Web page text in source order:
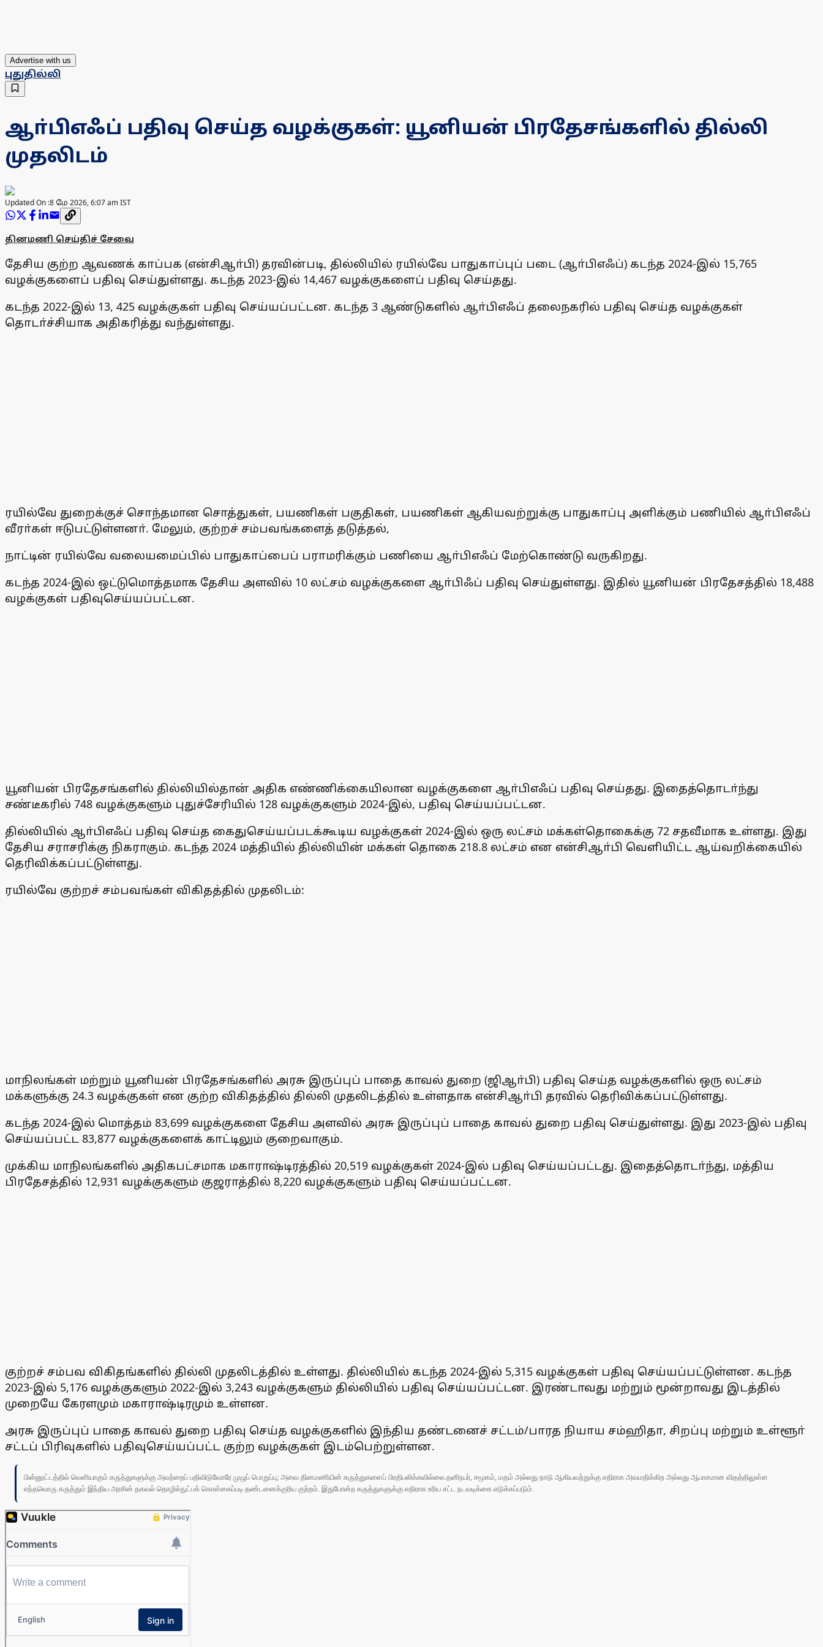
Advertise with us
புதுதில்லி
ஆா்பிஎஃப் பதிவு செய்த வழக்குகள்: யூனியன் பிரதேசங்களில் தில்லி
முதலிடம்
Updated On :8 மே 2026, 6:07 am IST
தினமணி செய்திச் சேவை
தேசிய குற்ற ஆவணக் காப்பக (என்சிஆா்பி) தரவின்படி, தில்லியில் ரயில்வே பாதுகாப்புப் படை (ஆா்பிஎஃப்) கடந்த 2024-இல் 15,765
வழக்குகளைப் பதிவு செய்துள்ளது. கடந்த 2023-இல் 14,467 வழக்குகளைப் பதிவு செய்தது.
கடந்த 2022-இல் 13, 425 வழக்குகள் பதிவு செய்யப்பட்டன. கடந்த 3 ஆண்டுகளில் ஆா்பிஎஃப் தலைநகரில் பதிவு செய்த வழக்குகள்
தொடா்ச்சியாக அதிகரித்து வந்துள்ளது.
ரயில்வே துறைக்குச் சொந்தமான சொத்துகள், பயணிகள் பகுதிகள், பயணிகள் ஆகியவற்றுக்கு பாதுகாப்பு அளிக்கும் பணியில் ஆா்பிஎஃப்
வீரா்கள் ஈடுபட்டுள்ளனா். மேலும், குற்றச் சம்பவங்களைத் தடுத்தல்,
நாட்டின் ரயில்வே வலையமைப்பில் பாதுகாப்பைப் பராமரிக்கும் பணியை ஆா்பிஎஃப் மேற்கொண்டு வருகிறது.
கடந்த 2024-இல் ஒட்டுமொத்தமாக தேசிய அளவில் 10 லட்சம் வழக்குகளை ஆா்பிஃப் பதிவு செய்துள்ளது. இதில் யூனியன் பிரதேசத்தில் 18,488
வழக்குகள் பதிவுசெய்யப்பட்டன.
யூனியன் பிரதேசங்களில் தில்லியில்தான் அதிக எண்ணிக்கையிலான வழக்குகளை ஆா்பிஎஃப் பதிவு செய்தது. இதைத்தொடா்ந்து
சண்டீகரில் 748 வழக்குகளும் புதுச்சேரியில் 128 வழக்குகளும் 2024-இல், பதிவு செய்யப்பட்டன.
தில்லியில் ஆா்பிஎஃப் பதிவு செய்த கைதுசெய்யப்படக்கூடிய வழக்குகள் 2024-இல் ஒரு லட்சம் மக்கள்தொகைக்கு 72 சதவீமாக உள்ளது. இது
தேசிய சராசரிக்கு நிகராகும். கடந்த 2024 மத்தியில் தில்லியின் மக்கள் தொகை 218.8 லட்சம் என என்சிஆா்பி வெளியிட்ட ஆய்வறிக்கையில்
தெரிவிக்கப்பட்டுள்ளது.
ரயில்வே குற்றச் சம்பவங்கள் விகிதத்தில் முதலிடம்:
மாநிலங்கள் மற்றும் யூனியன் பிரதேசங்களில் அரசு இருப்புப் பாதை காவல் துறை (ஜிஆா்பி) பதிவு செய்த வழக்குகளில் ஒரு லட்சம்
மக்களுக்கு 24.3 வழக்குகள் என குற்ற விகிதத்தில் தில்லி முதலிடத்தில் உள்ளதாக என்சிஆா்பி தரவில் தெரிவிக்கப்பட்டுள்ளது.
கடந்த 2024-இல் மொத்தம் 83,699 வழக்குகளை தேசிய அளவில் அரசு இருப்புப் பாதை காவல் துறை பதிவு செய்துள்ளது. இது 2023-இல் பதிவு
செய்யப்பட்ட 83,877 வழக்குகளைக் காட்டிலும் குறைவாகும்.
முக்கிய மாநிலங்களில் அதிகபட்சமாக மகாராஷ்டிரத்தில் 20,519 வழக்குகள் 2024-இல் பதிவு செய்யப்பட்டது. இதைத்தொடா்ந்து, மத்திய
பிரதேசத்தில் 12,931 வழக்குகளும் குஜராத்தில் 8,220 வழக்குகளும் பதிவு செய்யப்பட்டன.
குற்றச் சம்பவ விகிதங்களில் தில்லி முதலிடத்தில் உள்ளது. தில்லியில் கடந்த 2024-இல் 5,315 வழக்குகள் பதிவு செய்யப்பட்டுள்ளன. கடந்த
2023-இல் 5,176 வழக்குகளும் 2022-இல் 3,243 வழக்குகளும் தில்லியில் பதிவு செய்யப்பட்டன. இரண்டாவது மற்றும் மூன்றாவது இடத்தில்
முறையே கேரளமும் மகாராஷ்டிரமும் உள்ளன.
அரசு இருப்புப் பாதை காவல் துறை பதிவு செய்த வழக்குகளில் இந்திய தண்டனைச் சட்டம்/பாரத நியாய சம்ஹிதா, சிறப்பு மற்றும் உள்ளூா்
சட்டப் பிரிவுகளில் பதிவுசெய்யப்பட்ட குற்ற வழக்குகள் இடம்பெற்றுள்ளன.
பின்னூட்டத்தில் வெளியாகும் கருத்துகளுக்கு அவற்றைப் பதிவிடுவோரே முழுப் பொறுப்பு; அவை தினமணியின் கருத்துகளைப் பிரதிபலிக்கவில்லை.தனிநபர், சமூகம், மதம் அல்லது நாடு ஆகியவற்றுக்கு எதிராக அவமதிக்கிற அல்லது ஆபாசமான விதத்திலுள்ள
எந்தவொரு கருத்தும் இந்திய அரசின் தகவல் தொழில்நுட்பக் கொள்கைப்படி தண்டனைக்குரிய குற்றம். இதுபோன்ற கருத்துகளுக்கு எதிராக உரிய சட்ட நடவடிக்கை எடுக்கப்படும்.